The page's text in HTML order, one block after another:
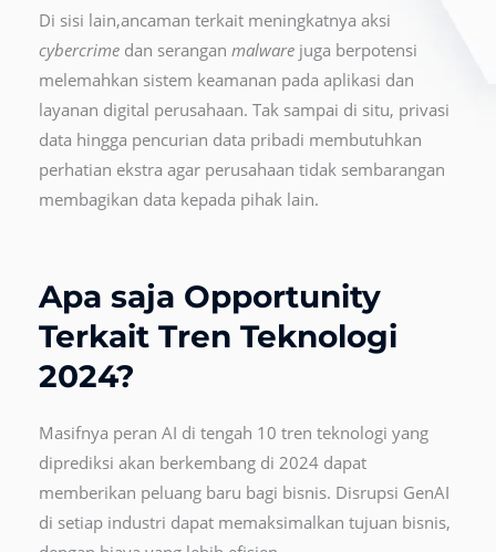
Di sisi lain,ancaman terkait meningkatnya aksi
cybercrime dan serangan malware juga berpotensi
melemahkan sistem keamanan pada aplikasi dan
layanan digital perusahaan. Tak sampai di situ, privasi
data hingga pencurian data pribadi membutuhkan
perhatian ekstra agar perusahaan tidak sembarangan
membagikan data kepada pihak lain.
Apa saja Opportunity
Terkait Tren Teknologi
2024?
Masifnya peran AI di tengah 10 tren teknologi yang
diprediksi akan berkembang di 2024 dapat
memberikan peluang baru bagi bisnis. Disrupsi GenAI
di setiap industri dapat memaksimalkan tujuan bisnis,